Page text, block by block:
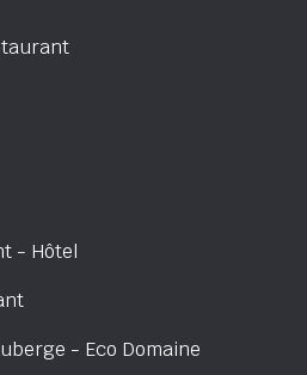
- Hôtel
- Eco Domaine